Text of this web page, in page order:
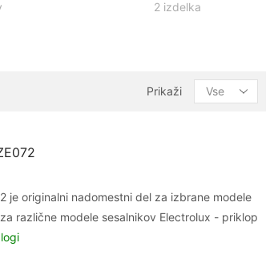
2 izdelka
Prikaži
Products
per
je originalni nadomestni del za izbrane modele
različne modele sesalnikov Electrolux - priklop